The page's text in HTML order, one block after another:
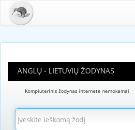
ANGLŲ - LIETUVIŲ ŽODYNAS
Kompiuterinis žodynas internete nemokamai